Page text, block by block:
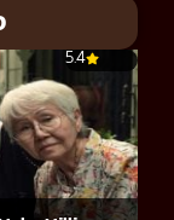
5.4